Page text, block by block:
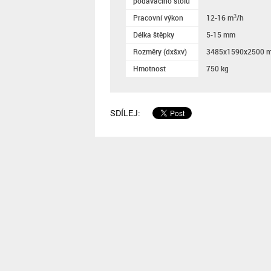
Pracovní výkon 12-16 m3/h
Délka štěpky
5-15 mm
Rozměry (dxšxv)
3485x1590x2500
Hmotnost
750 kg
SDÍLEJ: